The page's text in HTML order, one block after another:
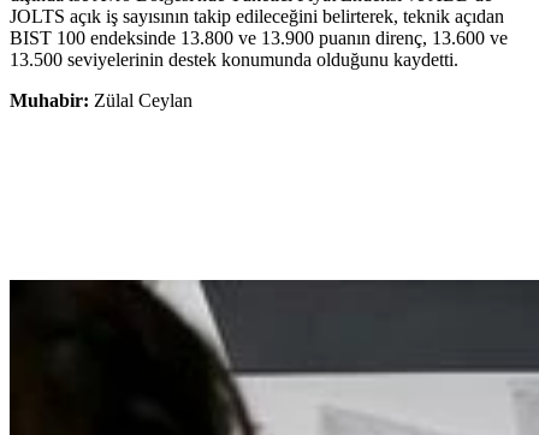
JOLTS açık iş sayısının takip edileceğini belirterek, teknik açıdan
BIST 100 endeksinde 13.800 ve 13.900 puanın direnç, 13.600 ve
13.500 seviyelerinin destek konumunda olduğunu kaydetti.
Muhabir: Zülal Ceylan